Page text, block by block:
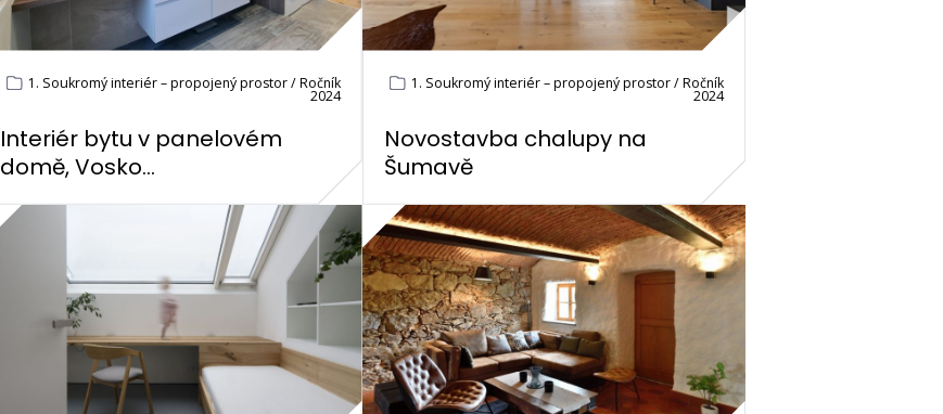
1. Soukromý interiér – propojený prostor / Ročník
2024
Interiér bytu v panelovém
domě, Vosko...
1. Soukromý interiér – propojený prostor / Ročník
2024
Novostavba chalupy na
Šumavě